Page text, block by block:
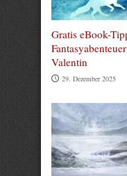
Gratis eBook-
Valentin
29. Dezember 2025